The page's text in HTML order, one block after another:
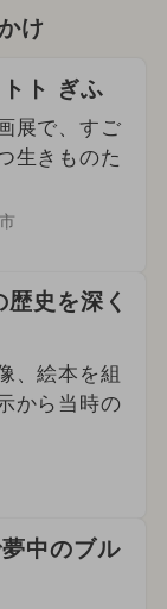
け
ト ぎふ
展で、すご
生きものた
史を深く
、絵本を組
から当時の
中のブル